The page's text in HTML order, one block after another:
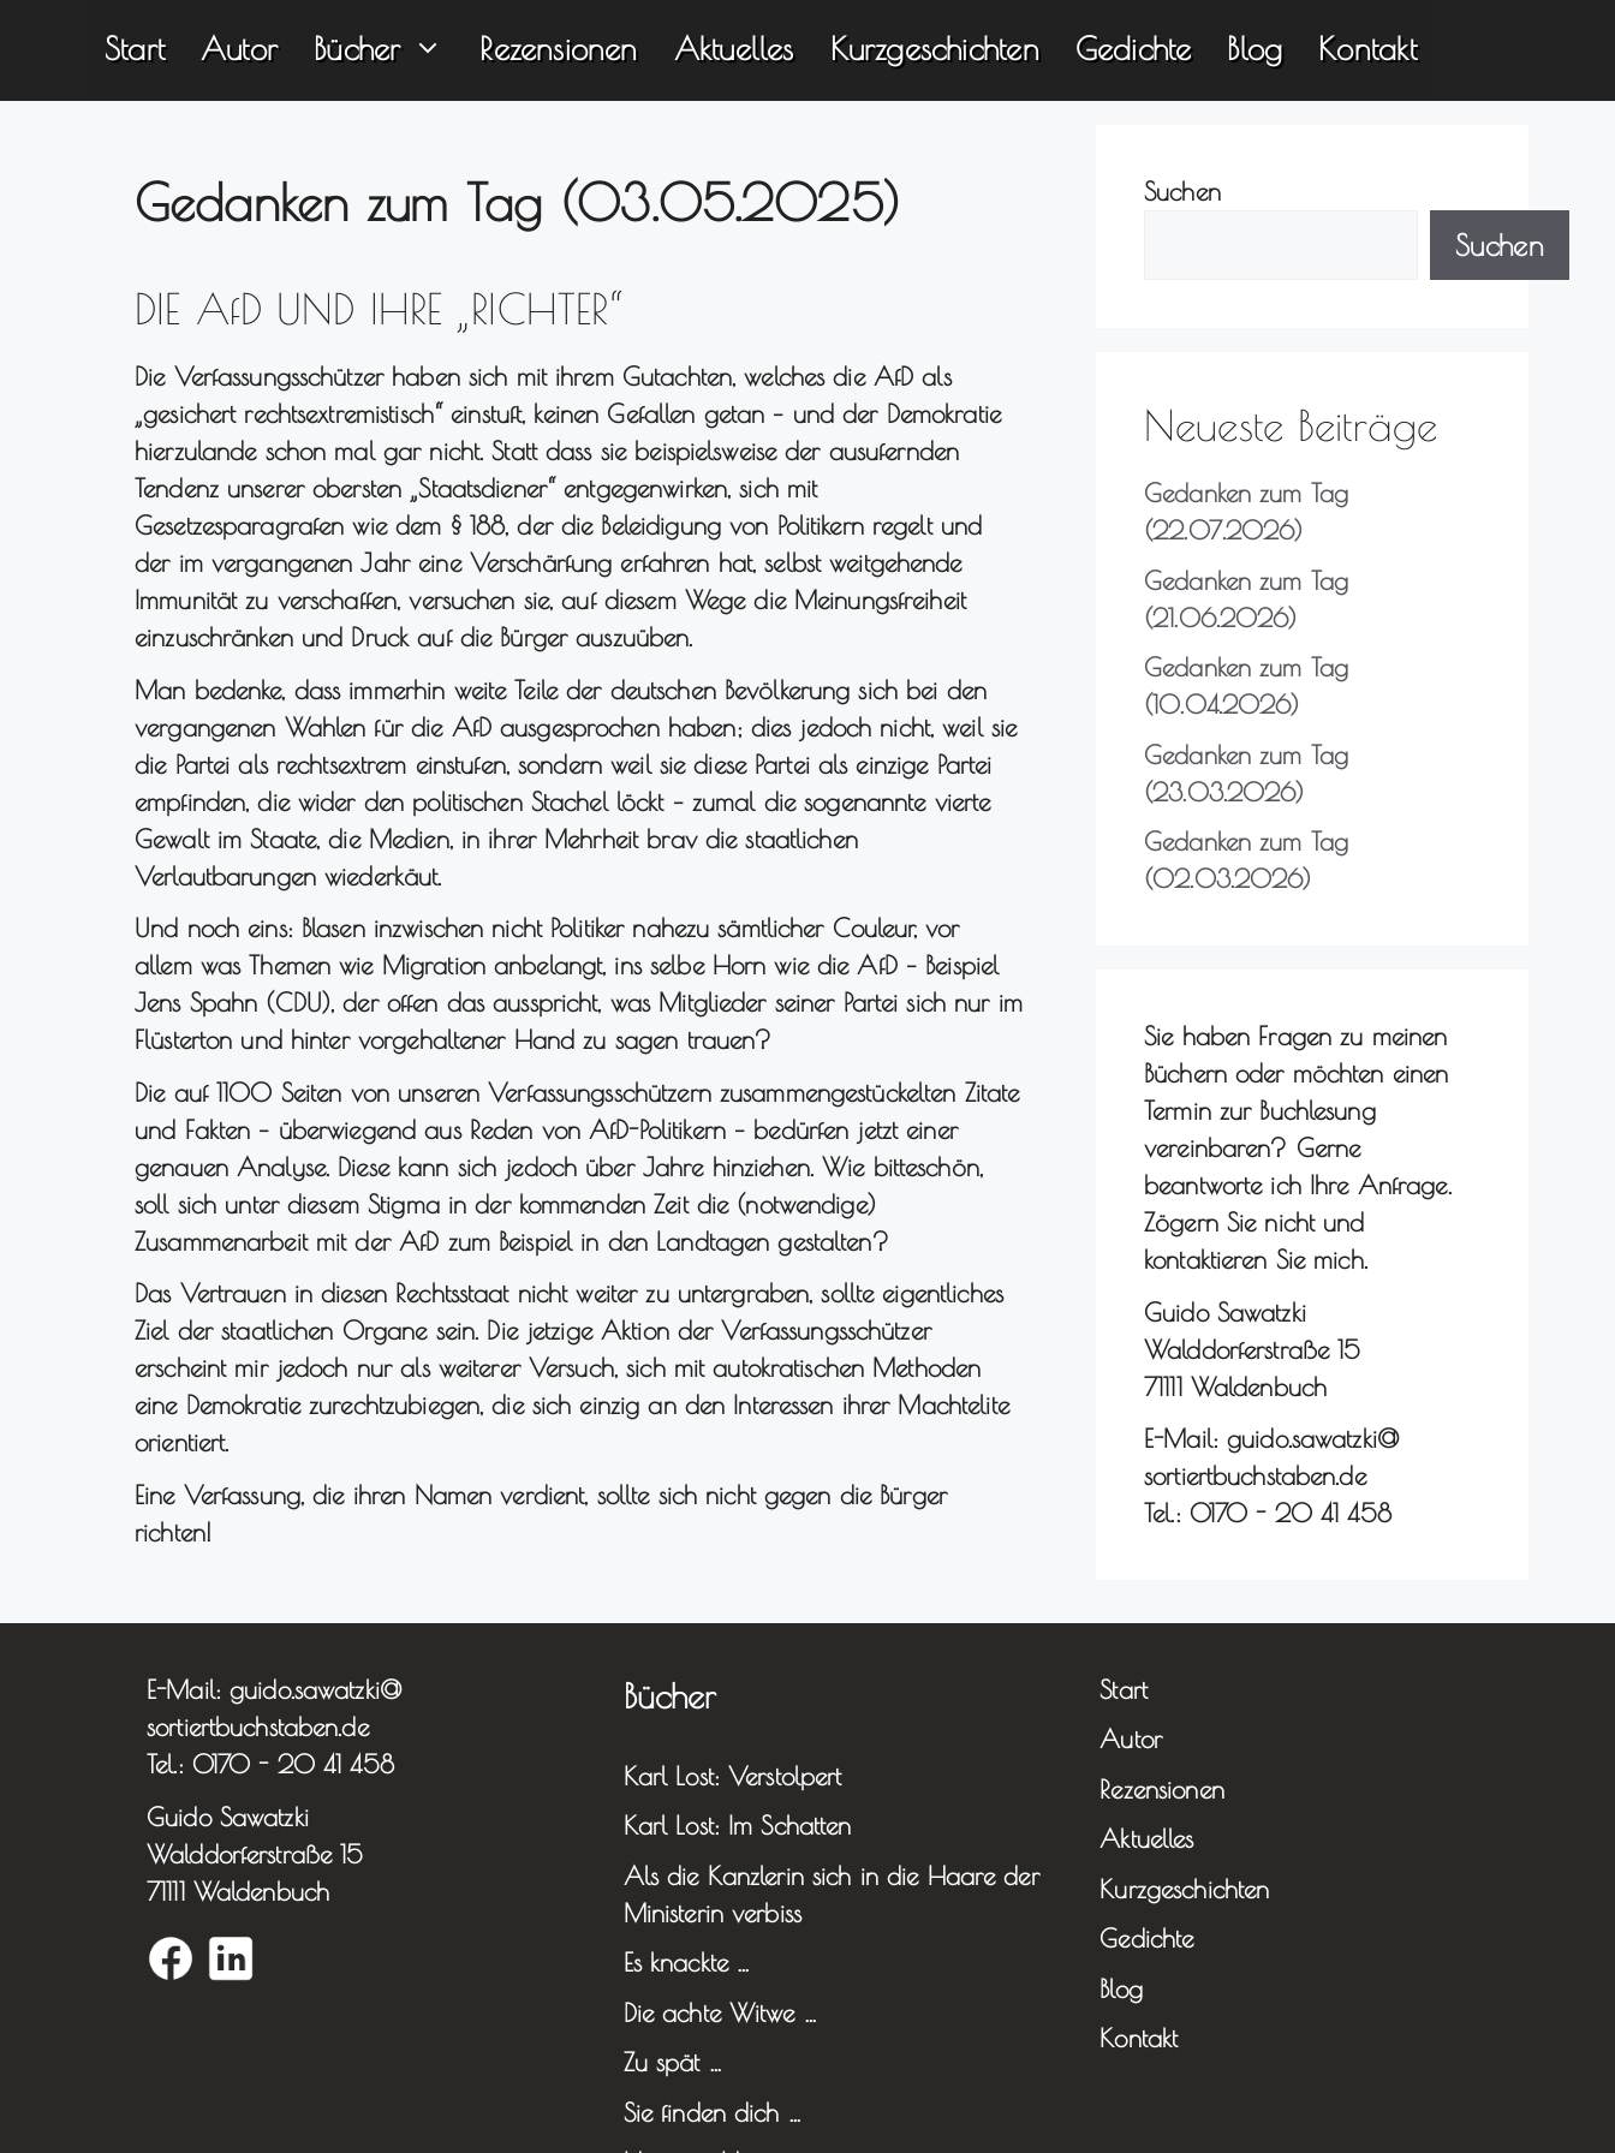
Start Autor Bücher Rezensionen Aktuelles Kurzgeschichten Gedichte Blog Kontakt
Gedanken zum Tag (03.05.2025)
DIE AfD UND IHRE „RICHTER“
Die Verfassungsschützer haben sich mit ihrem Gutachten, welches die AfD als
„gesichert rechtsextremistisch“ einstuft, keinen Gefallen getan – und der Demokratie
hierzulande schon mal gar nicht. Statt dass sie beispielsweise der ausufernden
Tendenz unserer obersten „Staatsdiener“ entgegenwirken, sich mit
Gesetzesparagrafen wie dem § 188, der die Beleidigung von Politikern regelt und
der im vergangenen Jahr eine Verschärfung erfahren hat, selbst weitgehende
Immunität zu verschaffen, versuchen sie, auf diesem Wege die Meinungsfreiheit
einzuschränken und Druck auf die Bürger auszuüben.
Man bedenke, dass immerhin weite Teile der deutschen Bevölkerung sich bei den
vergangenen Wahlen für die AfD ausgesprochen haben; dies jedoch nicht, weil sie
die Partei als rechtsextrem einstufen, sondern weil sie diese Partei als einzige Partei
empfinden, die wider den politischen Stachel löckt – zumal die sogenannte vierte
Gewalt im Staate, die Medien, in ihrer Mehrheit brav die staatlichen
Verlautbarungen wiederkäut.
Und noch eins: Blasen inzwischen nicht Politiker nahezu sämtlicher Couleur, vor
allem was Themen wie Migration anbelangt, ins selbe Horn wie die AfD – Beispiel
Jens Spahn (CDU), der offen das ausspricht, was Mitglieder seiner Partei sich nur im
Flüsterton und hinter vorgehaltener Hand zu sagen trauen?
Die auf 1100 Seiten von unseren Verfassungsschützern zusammengestückelten Zitate
und Fakten – überwiegend aus Reden von AfD-Politikern – bedürfen jetzt einer
genauen Analyse. Diese kann sich jedoch über Jahre hinziehen. Wie bitteschön,
soll sich unter diesem Stigma in der kommenden Zeit die (notwendige)
Zusammenarbeit mit der AfD zum Beispiel in den Landtagen gestalten?
Das Vertrauen in diesen Rechtsstaat nicht weiter zu untergraben, sollte eigentliches
Ziel der staatlichen Organe sein. Die jetzige Aktion der Verfassungsschützer
erscheint mir jedoch nur als weiterer Versuch, sich mit autokratischen Methoden
eine Demokratie zurechtzubiegen, die sich einzig an den Interessen ihrer Machtelite
orientiert.
Eine Verfassung, die ihren Namen verdient, sollte sich nicht gegen die Bürger
richten!
Suchen
Suchen
Neueste Beiträge
Gedanken zum Tag
(22.07.2026)
Gedanken zum Tag
(21.06.2026)
Gedanken zum Tag
(10.04.2026)
Gedanken zum Tag
(23.03.2026)
Gedanken zum Tag
(02.03.2026)
Sie haben Fragen zu meinen
Büchern oder möchten einen
Termin zur Buchlesung
vereinbaren? Gerne
beantworte ich Ihre Anfrage.
Zögern Sie nicht und
kontaktieren Sie mich.
Guido Sawatzki
Walddorferstraße 15
71111 Waldenbuch
E-Mail: guido.sawatzki@
sortiertbuchstaben.de
Tel.: 0170 - 20 41 458
E-Mail: guido.sawatzki@
sortiertbuchstaben.de
Tel.: 0170 - 20 41 458
Guido Sawatzki
Walddorferstraße 15
71111 Waldenbuch
Bücher
Karl Lost: Verstolpert
Karl Lost: Im Schatten
Als die Kanzlerin sich in die Haare der
Ministerin verbiss
Es knackte …
Die achte Witwe …
Zu spät …
Sie finden dich …
Start
Autor
Rezensionen
Aktuelles
Kurzgeschichten
Gedichte
Blog
Kontakt